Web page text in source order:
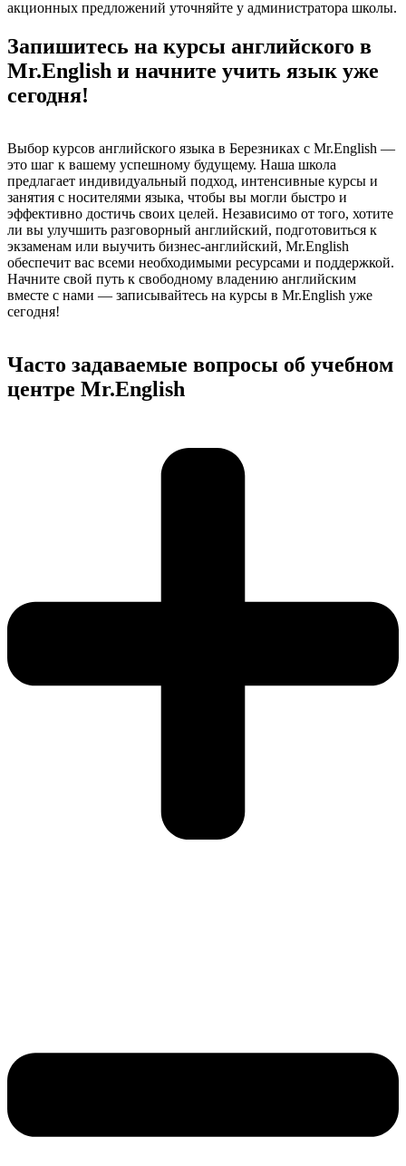
акционных предложений уточняйте у администратора школы.
Запишитесь на курсы английского в
Mr.English и начните учить язык уже
сегодня!
Выбор курсов английского языка в Березниках с Mr.English —
это шаг к вашему успешному будущему. Наша школа
предлагает индивидуальный подход, интенсивные курсы и
занятия с носителями языка, чтобы вы могли быстро и
эффективно достичь своих целей. Независимо от того, хотите
ли вы улучшить разговорный английский, подготовиться к
экзаменам или выучить бизнес-английский, Mr.English
обеспечит вас всеми необходимыми ресурсами и поддержкой.
Начните свой путь к свободному владению английским
вместе с нами — записывайтесь на курсы в Mr.English уже
сегодня!
Часто задаваемые вопросы об учебном
центре Mr.English